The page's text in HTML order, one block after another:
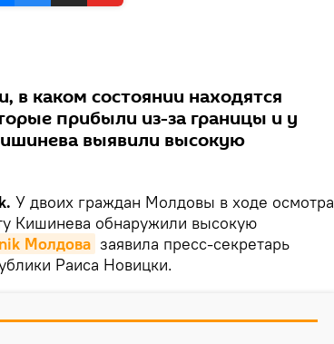
в каком состоянии находятся
прибыли из-за границы и у
выявили высокую
У двоих граждан Молдовы в ходе осмотра
Кишинева обнаружили высокую
Молдова заявила пресс-секретарь
Раиса Новицки.